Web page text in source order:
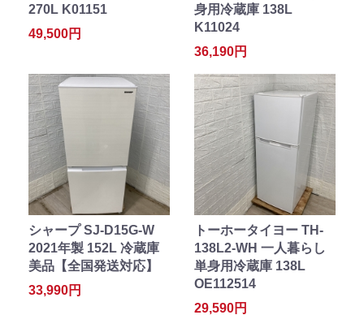
270L K01151
49,500円
身用冷蔵庫 138L
K11024
36,190円
シャープ SJ-D15G-W
2021年製 152L 冷蔵庫
美品【全国発送対応】
33,990円
トーホータイヨー TH-
138L2-WH 一人暮らし
単身用冷蔵庫 138L
OE112514
29,590円